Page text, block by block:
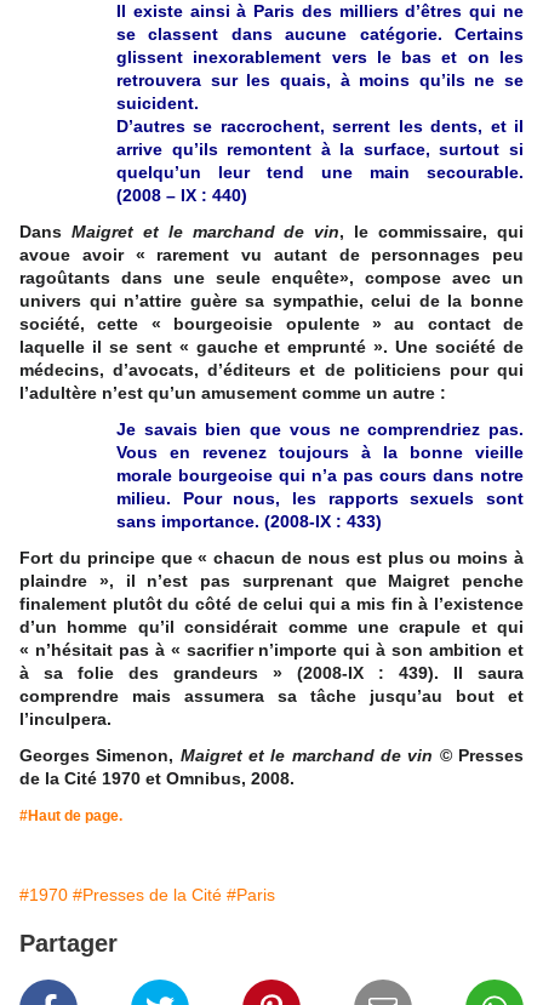
Il existe ainsi à Paris des milliers d’êtres qui ne
se classent dans aucune catégorie. Certains
glissent inexorablement vers le bas et on les
retrouvera sur les quais, à moins qu’ils ne se
suicident.
D’autres se raccrochent, serrent les dents, et il
arrive qu’ils remontent à la surface, surtout si
quelqu’un leur tend une main secourable.
(2008 – IX : 440)
Dans Maigret et le marchand de vin, le commissaire, qui
avoue avoir « rarement vu autant de personnages peu
ragoûtants dans une seule enquête», compose avec un
univers qui n’attire guère sa sympathie, celui de la bonne
société, cette « bourgeoisie opulente » au contact de
laquelle il se sent « gauche et emprunté ». Une société de
médecins, d’avocats, d’éditeurs et de politiciens pour qui
l’adultère n’est qu’un amusement comme un autre :
Je savais bien que vous ne comprendriez pas.
Vous en revenez toujours à la bonne vieille
morale bourgeoise qui n’a pas cours dans notre
milieu. Pour nous, les rapports sexuels sont
sans importance. (2008-IX : 433)
Fort du principe que « chacun de nous est plus ou moins à
plaindre », il n’est pas surprenant que Maigret penche
finalement plutôt du côté de celui qui a mis fin à l’existence
d’un homme qu’il considérait comme une crapule et qui
« n’hésitait pas à « sacrifier n’importe qui à son ambition et
à sa folie des grandeurs » (2008-IX : 439). Il saura
comprendre mais assumera sa tâche jusqu’au bout et
l’inculpera.
Georges Simenon, Maigret et le marchand de vin © Presses
de la Cité 1970 et Omnibus, 2008.
#Haut de page.
#1970 #Presses de la Cité #Paris
Partager